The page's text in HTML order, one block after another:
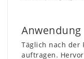
Anwendung
Täglich nach der
auftragen.